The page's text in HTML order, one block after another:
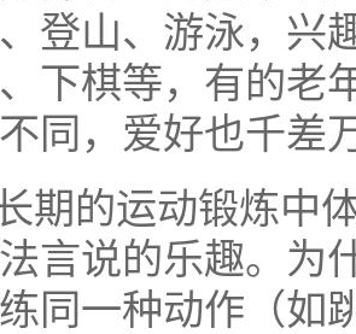
登山、游泳，兴
下棋等，有的老
同，爱好也千差
期的运动锻炼中
言说的乐趣。为
同一种动作（如